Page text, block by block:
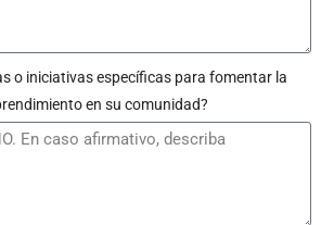
o iniciativas específicas para fomentar la
en su comunidad?